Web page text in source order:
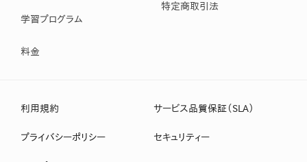
学習プログラム
料金
特定商取引法
利用規約 サービス品質保証（SLA）
プライバシーポリシー セキュリティー